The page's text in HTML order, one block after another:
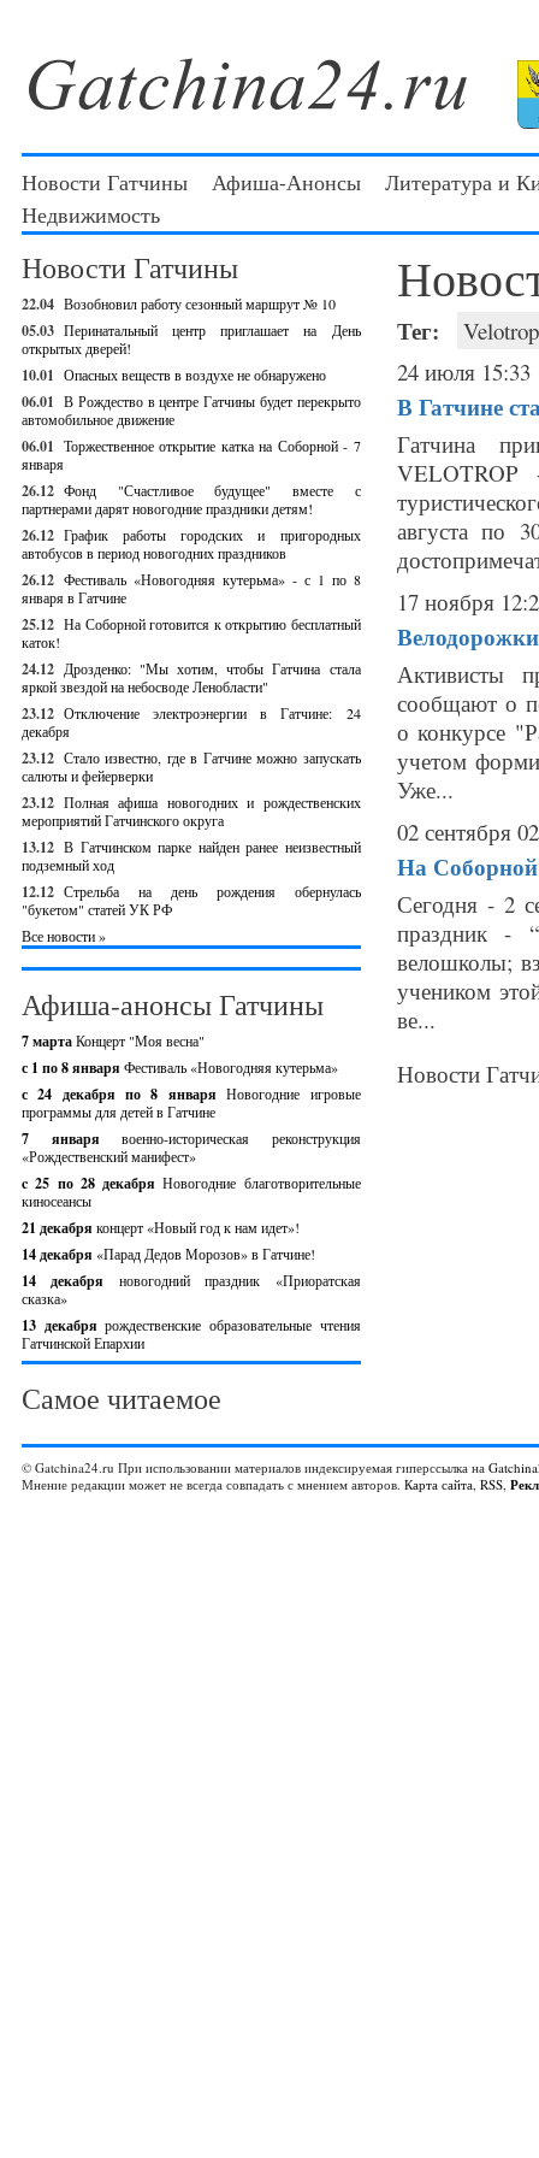
Новости Гатчины Афиша-Анонсы
Литература и
Недвижимость
Новости Гатчины
22.04 Возобновил работу сезонный маршрут № 10
05.03 Перинатальный центр приглашает на День
открытых дверей!
10.01 Опасных веществ в воздухе не обнаружено
06.01 В Рождество в центре Гатчины будет перекрыто
автомобильное движение
06.01 Торжественное открытие катка на Соборной - 7
января
26.12 Фонд "Счастливое будущее" вместе с
партнерами дарят новогодние праздники детям!
26.12 График работы городских и пригородных
автобусов в период новогодних праздников
26.12 Фестиваль «Новогодняя кутерьма» - с 1 по 8
января в Гатчине
25.12 На Соборной готовится к открытию бесплатный
каток!
24.12 Дрозденко: "Мы хотим, чтобы Гатчина стала
яркой звездой на небосводе Ленобласти"
23.12 Отключение электроэнергии в Гатчине: 24
декабря
23.12 Стало известно, где в Гатчине можно запускать
салюты и фейерверки
23.12 Полная афиша новогодних и рождественских
мероприятий Гатчинского округа
13.12 В Гатчинском парке найден ранее неизвестный
подземный ход
12.12 Стрельба на день рождения обернулась
"букетом" статей УК РФ
Все новости »
Афиша-анонсы Гатчины
7 мартаКонцерт "Моя весна"
с 1 по 8 января Фестиваль «Новогодняя кутерьма»
с 24 декабря по 8 январяНовогодние игровые
программы для детей в Гатчине
7 январявоенно-историческая реконструкция
«Рождественский манифест»
c 25 по 28 декабряНовогодние благотворительные
киносеансы
21 декабря концерт «Новый год к нам идет»!
14 декабря «Парад Дедов Морозов» в Гатчине!
14 декабря новогодний праздник «Приоратская
сказка»
13 декабрярождественские образовательные чтения
Гатчинской Епархии
Самое читаемое
Тег:
Velotrop
24 июля 15:33
В Гатчине
Гатчина
августа по
17 ноября
Активисты
сообщают о
о конкурсе
учетом
Уже...
02 сентября
На Соборной
Сегодня - 2
праздник -
велошколы;
учеником
ве...
Новости
© Gatchina24.ru При использовании материалов индексируемая гиперссылка на
Мнение редакции может не всегда совпадать с мнением авторов. Карта сайта, RSS,